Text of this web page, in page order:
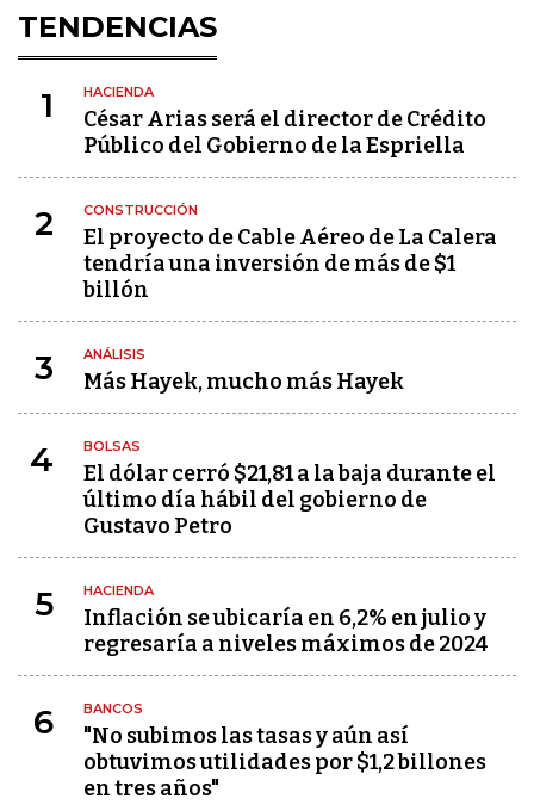
TENDENCIAS
1 HACIENDA
César Arias será el director de Crédito
Público del Gobierno de la Espriella
2 CONSTRUCCIÓN
El proyecto de Cable Aéreo de La Calera
tendría una inversión de más de $1
billón
3 ANÁLISIS
Más Hayek, mucho más Hayek
4 BOLSAS
El dólar cerró $21,81 a la baja durante el
último día hábil del gobierno de
Gustavo Petro
5 HACIENDA
Inflación se ubicaría en 6,2% en julio y
regresaría a niveles máximos de 2024
6 BANCOS
"No subimos las tasas y aún así
obtuvimos utilidades por $1,2 billones
en tres años"